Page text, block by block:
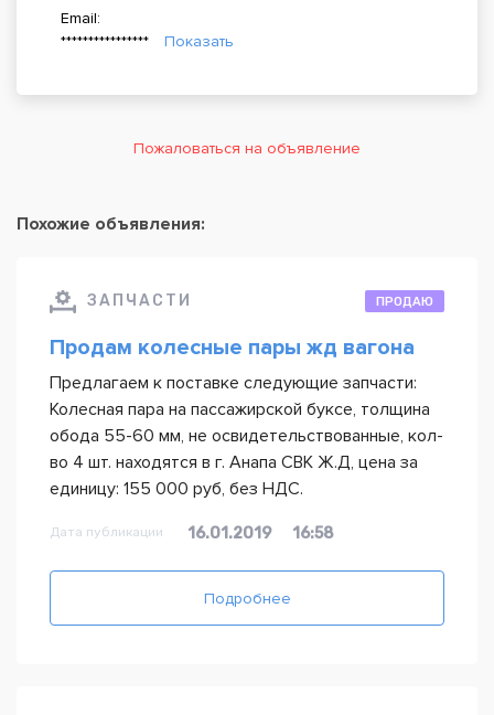
Email:
****************
Показать
Пожаловаться на объявление
Похожие объявления:
ЗАПЧАСТИ ПРОДАЮ
Продам колесные пары жд вагона
Предлагаем к поставке следующие запчасти:
Колесная пара на пассажирской буксе, толщина
обода 55-60 мм, не освидетельствованные, кол-
во 4 шт. находятся в г. Анапа СВК Ж.Д, цена за
единицу: 155 000 руб, без НДС.
Дата публикации 16.01.2019 16:58
Подробнее